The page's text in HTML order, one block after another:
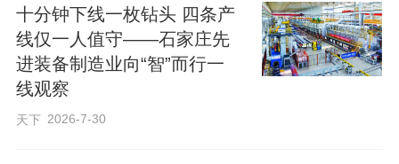
十分钟下线一枚钻头 四条产
线仅一人值守——石家庄先
进装备制造业向“智”而行一
线观察
天下 2026-7-30